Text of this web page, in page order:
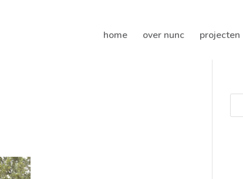
home over nunc projecten